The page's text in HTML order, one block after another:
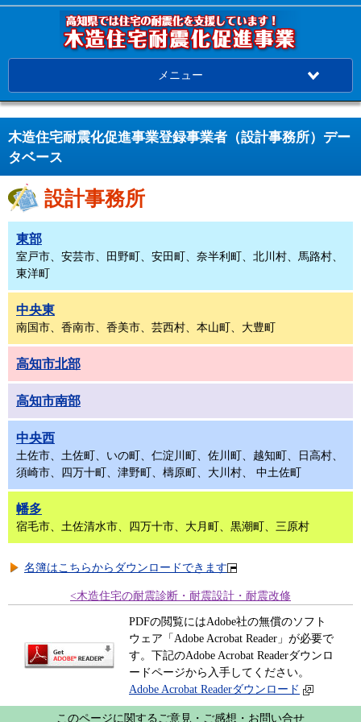
メニュー
木造住宅耐震化促進事業登録事業者（設計事務所）デー
タベース
設計事務所
東部
室戸市、安芸市、田野町、安田町、奈半利町、北川村、馬路村、
東洋町
中央東
南国市、香南市、香美市、芸西村、本山町、大豊町
高知市北部
高知市南部
中央西
土佐市、土佐町、いの町、仁淀川町、佐川町、越知町、日高村、
須崎市、四万十町、津野町、檮原町、大川村、 中土佐町
幡多
宿毛市、土佐清水市、四万十市、大月町、黒潮町、三原村
名簿はこちらからダウンロードできます
<木造住宅の耐震診断・耐震設計・耐震改修
PDFの閲覧にはAdobe社の無償のソフト
ウェア「Adobe Acrobat Reader」が必要で
す。下記のAdobe Acrobat Readerダウンロ
ードページから入手してください。
Adobe Acrobat Readerダウンロード
このページに関するご意見・ご感想・お問い合せ